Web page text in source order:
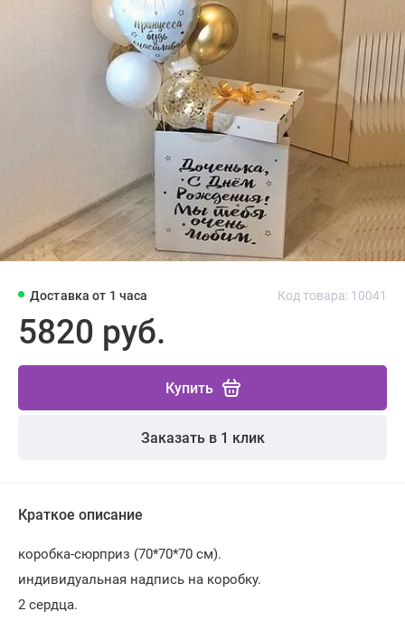
Доставка от 1 часа Код товара: 10041
5820 руб.
Купить
Заказать в 1 клик
Краткое описание
коробка-сюрприз (70*70*70 см).
индивидуальная надпись на коробку.
2 сердца.